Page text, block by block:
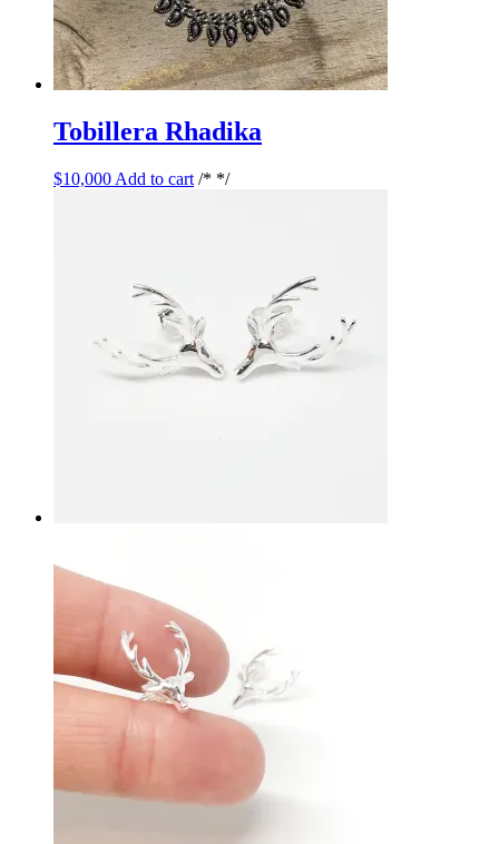
Tobillera Rhadika
$10,000 Add to cart /* */